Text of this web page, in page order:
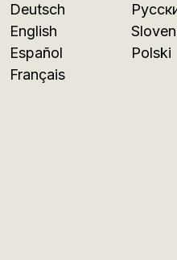
Deutsch
English
Español
Français
Polski